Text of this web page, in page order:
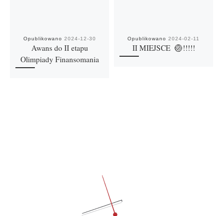
Opublikowano 2024-12-30
Awans do II etapu
Olimpiady Finansomania
Opublikowano 2024-02-11
II MIEJSCE 🏐!!!!!